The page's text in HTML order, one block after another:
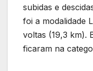
subidas e
foi a modalidade
voltas (19,3 km).
ficaram na